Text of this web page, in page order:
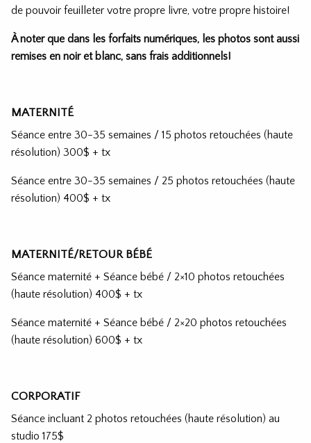
de pouvoir feuilleter votre propre livre, votre propre histoire!
À noter que dans les forfaits numériques, les photos sont aussi
remises en noir et blanc, sans frais additionnels!
MATERNITÉ
Séance entre 30-35 semaines / 15 photos retouchées (haute
résolution) 300$ + tx
Séance entre 30-35 semaines / 25 photos retouchées (haute
résolution) 400$ + tx
MATERNITÉ/RETOUR BÉBÉ
Séance maternité + Séance bébé / 2×10 photos retouchées
(haute résolution) 400$ + tx
Séance maternité + Séance bébé / 2×20 photos retouchées
(haute résolution) 600$ + tx
CORPORATIF
Séance incluant 2 photos retouchées (haute résolution) au
studio 175$